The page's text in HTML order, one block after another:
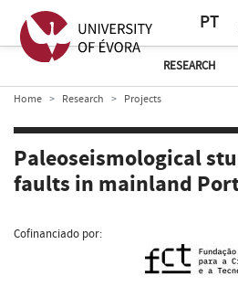
PT
RESEARCH
Home Research Projects
Paleoseismological
faults in mainland
Cofinanciado por: